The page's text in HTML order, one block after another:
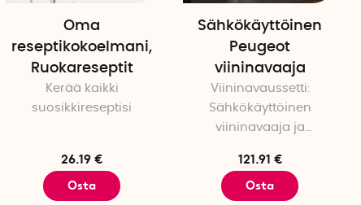
Oma
reseptikokoelmani,
Ruokareseptit
Kerää kaikki
suosikkireseptisi
26.19 €
Osta
Sähkökäyttöinen
Peugeot
viininavaaja
Viininavaussetti:
Sähkökäyttöinen
viininavaaja ja
121.91 €
Osta